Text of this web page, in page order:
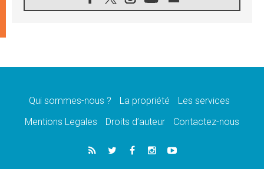
06.08.2026
message de paix et de dignité humaine»
«La visite du Pape en Uruguay renforcera
05.08.2026
Le nonce en Ukraine: «Il est inquiétant
Qui sommes-nous ? La propriété
Les services
Mentions Legales
Droits d’auteur Contactez-nous